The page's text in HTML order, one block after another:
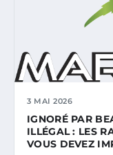
3 MAI 2026
IGNORÉ PAR
ILLÉGAL : LES
VOUS DEVEZ